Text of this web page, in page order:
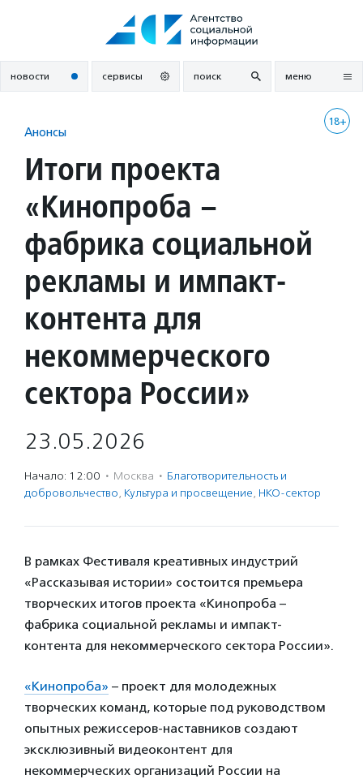
новости сервисы поиск меню
18+
Анонсы
Итоги проекта
«Кинопроба –
фабрика социальной
рекламы и импакт-
контента для
некоммерческого
сектора России»
23.05.2026
Начало: 12:00 · Москва · Благотвори­тель­ность и
доброволь­чест­во, Культура и просвещение, НКО-сектор
В рамках Фестиваля креативных индустрий
«Рассказывая истории» состоится премьера
творческих итогов проекта «Кинопроба –
фабрика социальной рекламы и импакт-
контента для некоммерческого сектора России».
«Кинопроба» – проект для молодежных
творческих команд, которые под руководством
опытных режиссеров-наставников создают
эксклюзивный видеоконтент для
некоммерческих организаций России на